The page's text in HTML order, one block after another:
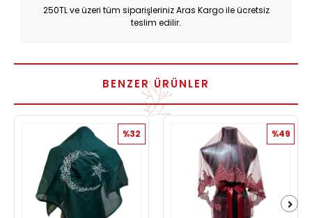
250TL ve üzeri tüm siparişleriniz Aras Kargo ile ücretsiz
teslim edilir.
BENZER ÜRÜNLER
%32 %49